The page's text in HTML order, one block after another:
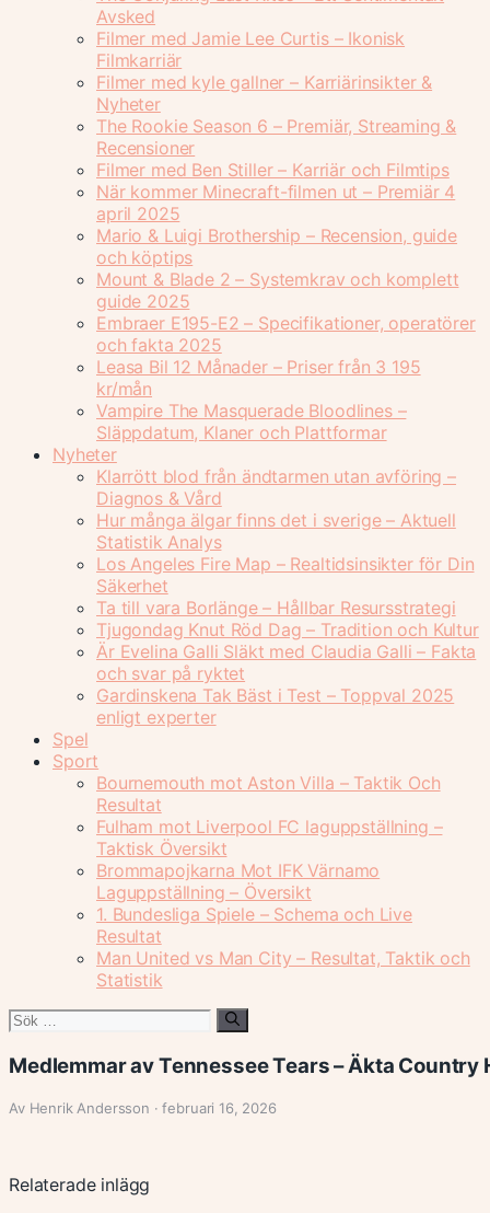
Avsked
Filmer med Jamie Lee Curtis – Ikonisk
Filmkarriär
Filmer med kyle gallner – Karriärinsikter &
Nyheter
The Rookie Season 6 – Premiär, Streaming &
Recensioner
Filmer med Ben Stiller – Karriär och Filmtips
När kommer Minecraft-filmen ut – Premiär 4
april 2025
Mario & Luigi Brothership – Recension, guide
och köptips
Mount & Blade 2 – Systemkrav och komplett
guide 2025
Embraer E195-E2 – Specifikationer, operatörer
och fakta 2025
Leasa Bil 12 Månader – Priser från 3 195
kr/mån
Vampire The Masquerade Bloodlines –
Släppdatum, Klaner och Plattformar
Nyheter
Klarrött blod från ändtarmen utan avföring –
Diagnos & Vård
Hur många älgar finns det i sverige – Aktuell
Statistik Analys
Los Angeles Fire Map – Realtidsinsikter för Din
Säkerhet
Ta till vara Borlänge – Hållbar Resursstrategi
Tjugondag Knut Röd Dag – Tradition och Kultur
Är Evelina Galli Släkt med Claudia Galli – Fakta
och svar på ryktet
Gardinskena Tak Bäst i Test – Toppval 2025
enligt experter
Spel
Sport
Bournemouth mot Aston Villa – Taktik Och
Resultat
Fulham mot Liverpool FC laguppställning –
Taktisk Översikt
Brommapojkarna Mot IFK Värnamo
Laguppställning – Översikt
1. Bundesliga Spiele – Schema och Live
Resultat
Man United vs Man City – Resultat, Taktik och
Statistik
Sök
Medlemmar av Tennessee Tears – Äkta Country
Av Henrik Andersson · februari 16, 2026
Relaterade inlägg